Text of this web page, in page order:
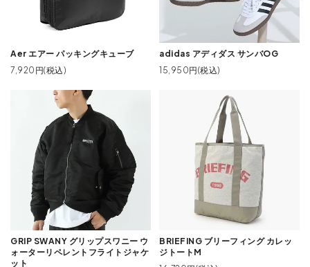
Aer エアー パッキングキューブ
7,920円(税込)
adidas アディダス サンバOG
15,950円(税込)
GRIP SWANY グリップスワニー ウ
ォーターリペレントフライトジャケ
ット
BRIEFING ブリーフィング カレッ
ジトートM